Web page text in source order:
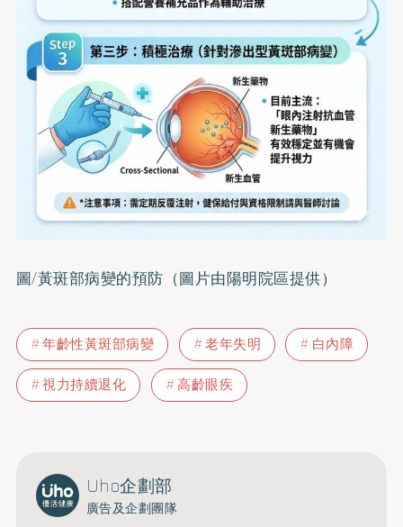
圖/黃斑部病變的預防（圖片由陽明院區提供）
年齡性黃斑部病變 老年失明
白內障
視力持續退化
高齡眼疾
Uho企劃部
廣告及企劃團隊